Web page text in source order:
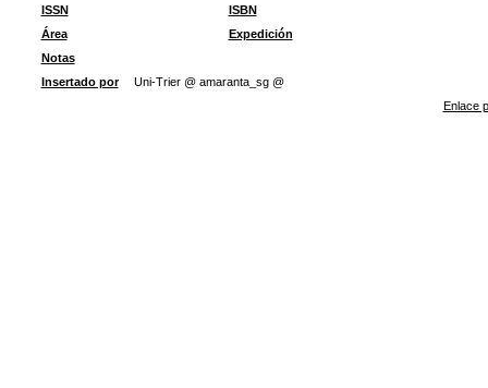
ISSN
ISBN
Área
Expedición
Notas
Insertado por
Uni-Trier @ amaranta_sg @
Enlace